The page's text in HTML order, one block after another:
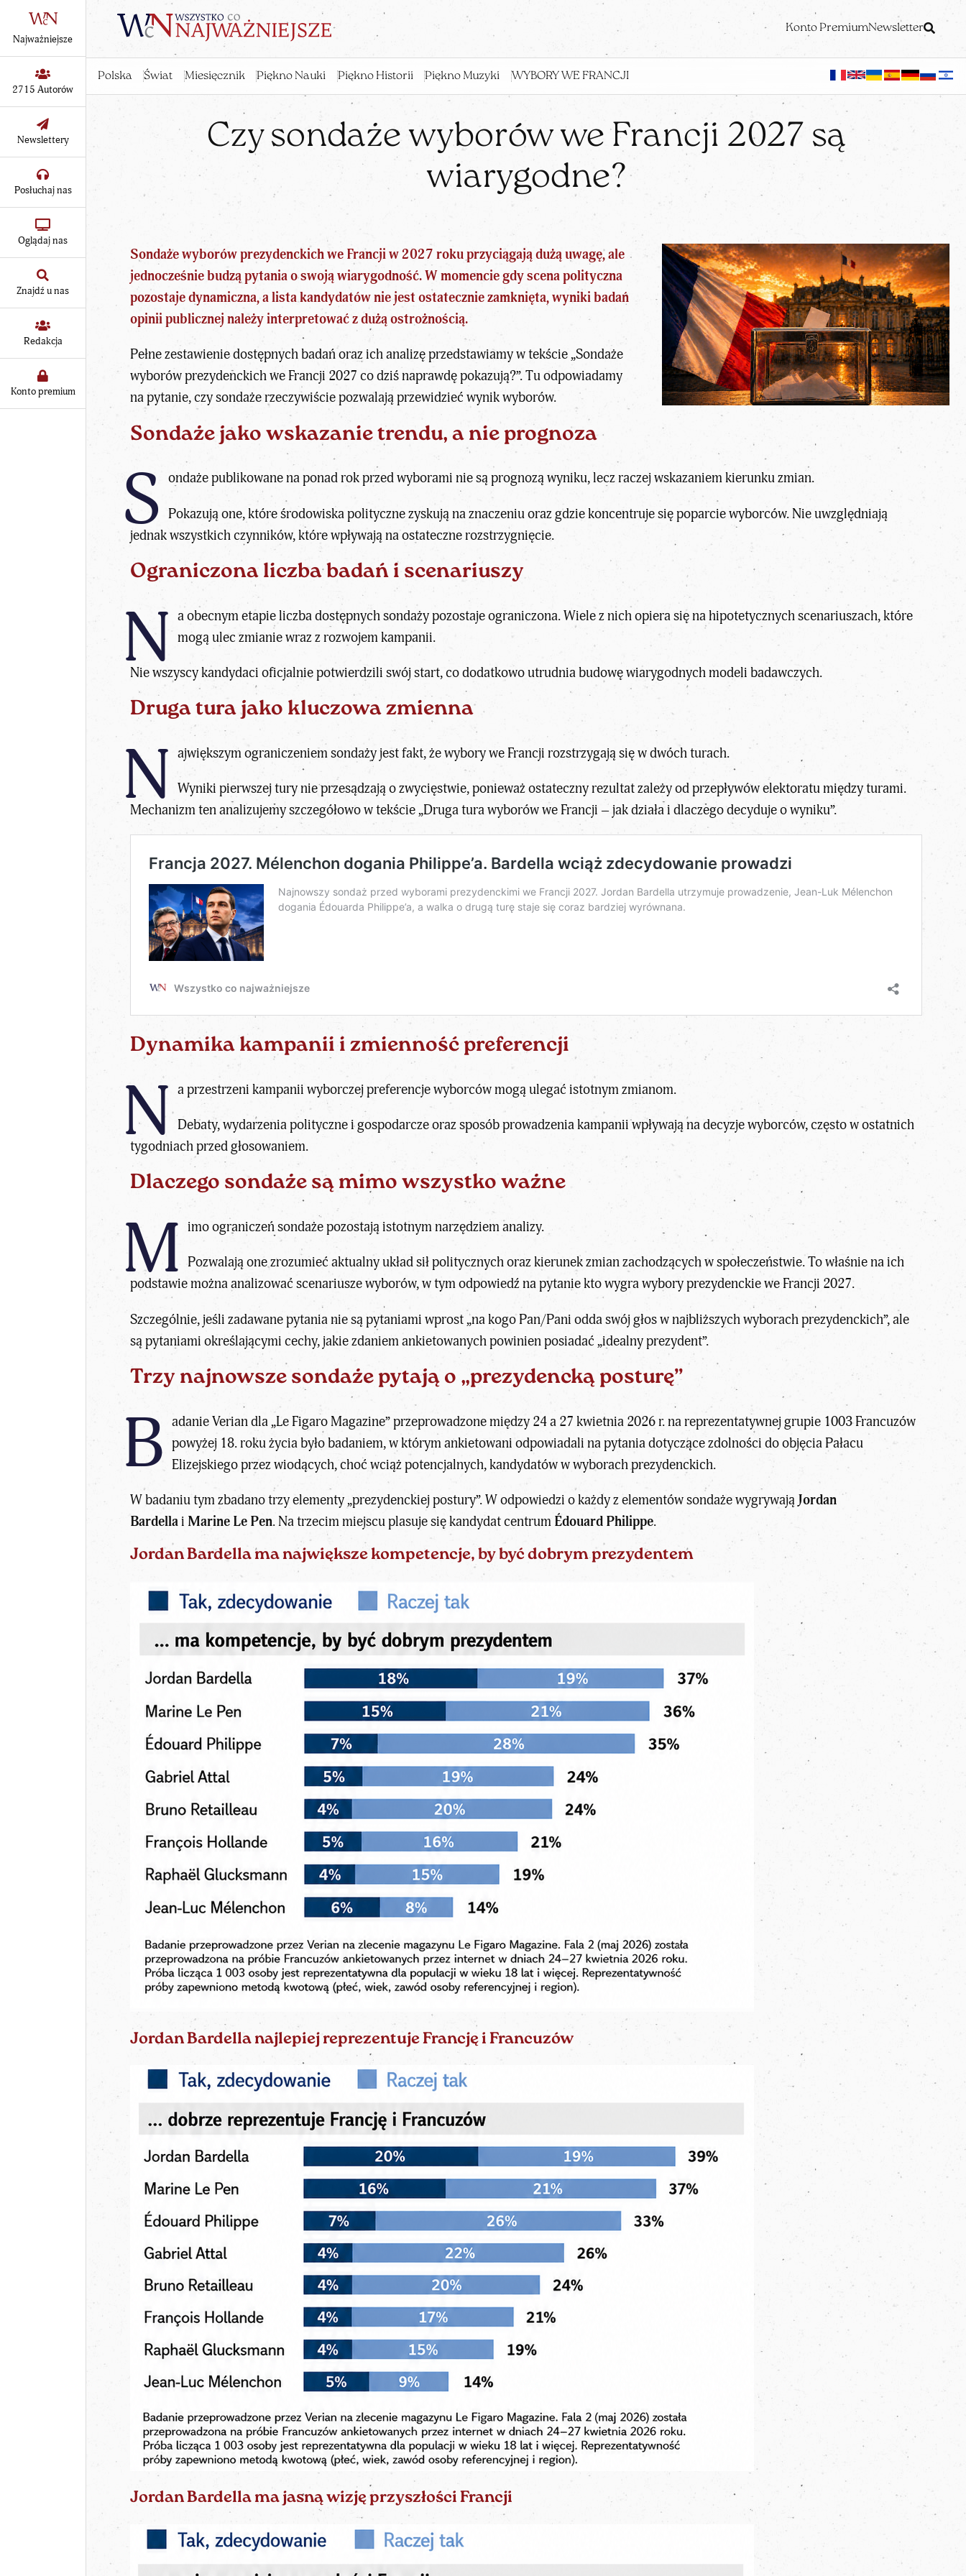
Konto PremiumNewsletter
Polska Świat Miesięcznik Piękno Nauki Piękno Historii Piękno Muzyki WYBORY WE FRANCJI
Najważniejsze
2715 Autorów
Newslettery
Posłuchaj nas
Oglądaj nas
Znajdź u nas
Redakcja
Konto premium
Czy sondaże wyborów we Francji 2027 są
wiarygodne?
Sondażewyborów prezydenckich we Francji w 2027 rokuprzyciągają dużą uwagę, ale
jednocześnie budzą pytania o swoją wiarygodność. W momencie gdy scena polityczna
pozostaje dynamiczna, a lista kandydatów nie jest ostatecznie zamknięta, wyniki badań
opinii publicznej należy interpretować z dużą ostrożnością.
Pełne zestawienie dostępnych badań oraz ich analizę przedstawiamy w tekście„Sondaże
wyborów prezydenckich we Francji 2027 co dziś naprawdę pokazują?”. Tu odpowiadamy
na pytanie, czy sondaże rzeczywiście pozwalają przewidzieć wynik wyborów.
Sondaże jako wskazanie trendu, a nie prognoza
S ondaże publikowane na ponad rok przed wyborami nie są prognozą wyniku, lecz raczej wskazaniem kierunku zmian.
Pokazują one, które środowiska polityczne zyskują na znaczeniu oraz gdzie koncentruje się poparcie wyborców. Nie uwzględniają
jednak wszystkich czynników, które wpływają na ostateczne rozstrzygnięcie.
Ograniczona liczba badań i scenariuszy
N a obecnym etapie liczba dostępnych sondaży pozostaje ograniczona. Wiele z nich opiera się na hipotetycznych scenariuszach, które
mogą ulec zmianie wraz z rozwojem kampanii.
Nie wszyscy kandydaci oficjalnie potwierdzili swój start, co dodatkowo utrudnia budowę wiarygodnych modeli badawczych.
Druga tura jako kluczowa zmienna
N ajwiększym ograniczeniem sondaży jest fakt, że wybory we Francji rozstrzygają się w dwóch turach.
Wyniki pierwszej tury nie przesądzają o zwycięstwie, ponieważ ostateczny rezultat zależy od przepływów elektoratu między turami.
Mechanizm ten analizujemy szczegółowo w tekście „Druga tura wyborów we Francji – jak działa i dlaczego decyduje o wyniku”.
Dynamika kampanii i zmienność preferencji
N a przestrzeni kampanii wyborczej preferencje wyborców mogą ulegać istotnym zmianom.
Debaty,wydarzenia politycznei gospodarcze oraz sposób prowadzenia kampanii wpływają na decyzje wyborców, często w ostatnich
tygodniach przed głosowaniem.
Dlaczego sondaże są mimo wszystko ważne
M imo ograniczeń sondaże pozostają istotnym narzędziem analizy.
Pozwalają one zrozumieć aktualny układ sił politycznych oraz kierunek zmian zachodzących w społeczeństwie. To właśnie na ich
podstawie można analizować scenariusze wyborów, w tym odpowiedź na pytaniekto wygra wybory prezydenckie we Francji 2027.
Szczególnie, jeśli zadawane pytania nie są pytaniami wprost „na kogo Pan/Pani odda swój głos w najbliższych wyborach prezydenckich”, ale
są pytaniami określającymi cechy, jakie zdaniem ankietowanych powinien posiadać „idealny prezydent”.
Trzy najnowsze sondaże pytają o „prezydencką posturę”
B adanie Verian dla „Le Figaro Magazine” przeprowadzone między 24 a 27 kwietnia 2026 r. na reprezentatywnej grupie 1003 Francuzów
powyżej 18. roku życia było badaniem, w którym ankietowani odpowiadali na pytania dotyczącezdolności do objęcia Pałacu
Elizejskiego przez wiodących, choć wciąż potencjalnych, kandydatów w wyborach prezydenckich.
W badaniu tym zbadano trzy elementy „prezydenckiej postury”. W odpowiedzi o każdy z elementów sondaże wygrywają Jordan
Bardellai Marine Le Pen. Na trzecim miejscu plasuje się kandydat centrum Édouard Philippe.
Jordan Bardella ma największe kompetencje, by być dobrym prezydentem
Jordan Bardella najlepiej reprezentuje Francję i Francuzów
Jordan Bardella ma jasną wizję przyszłości Francji